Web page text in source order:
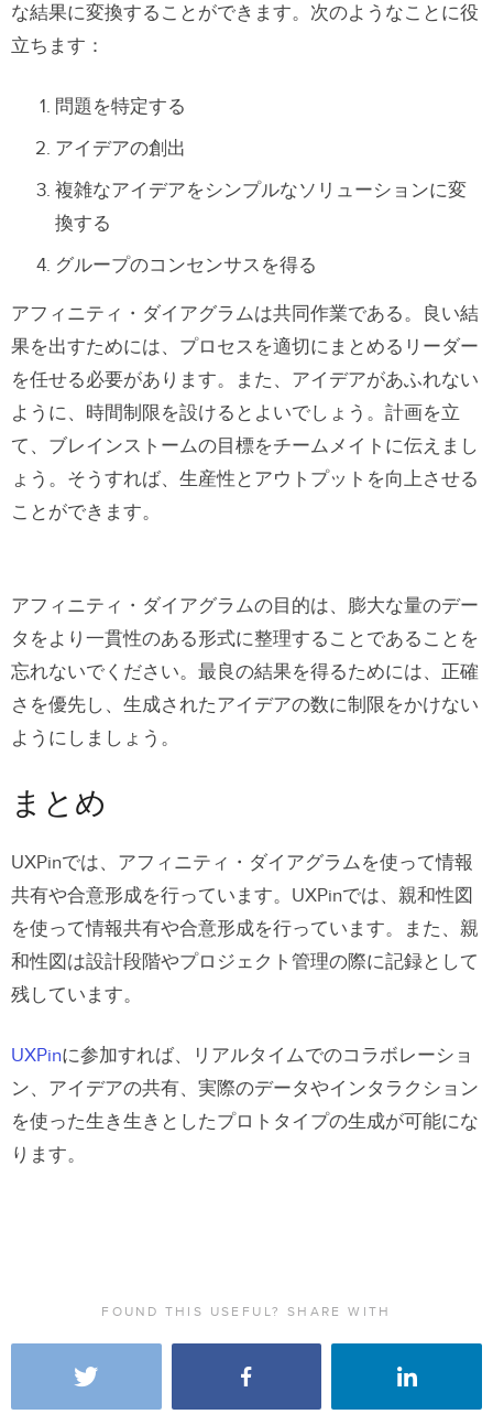
な結果に変換することができます。次のようなことに役
立ちます：
問題を特定する
アイデアの創出
複雑なアイデアをシンプルなソリューションに変
換する
グループのコンセンサスを得る
アフィニティ・ダイアグラムは共同作業である。良い結
果を出すためには、プロセスを適切にまとめるリーダー
を任せる必要があります。また、アイデアがあふれない
ように、時間制限を設けるとよいでしょう。計画を立
て、ブレインストームの目標をチームメイトに伝えまし
ょう。そうすれば、生産性とアウトプットを向上させる
ことができます。
アフィニティ・ダイアグラムの目的は、膨大な量のデー
タをより一貫性のある形式に整理することであることを
忘れないでください。最良の結果を得るためには、正確
さを優先し、生成されたアイデアの数に制限をかけない
ようにしましょう。
まとめ
UXPinでは、アフィニティ・ダイアグラムを使って情報
共有や合意形成を行っています。UXPinでは、親和性図
を使って情報共有や合意形成を行っています。また、親
和性図は設計段階やプロジェクト管理の際に記録として
残しています。
UXPinに参加すれば、リアルタイムでのコラボレーショ
ン、アイデアの共有、実際のデータやインタラクション
を使った生き生きとしたプロトタイプの生成が可能にな
ります。
FOUND THIS USEFUL? SHARE WITH